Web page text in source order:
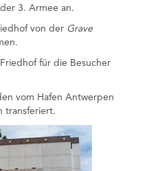
3. Armee an.
von der Grave
für die Besucher
vom Hafen Antwerpen
transferiert.